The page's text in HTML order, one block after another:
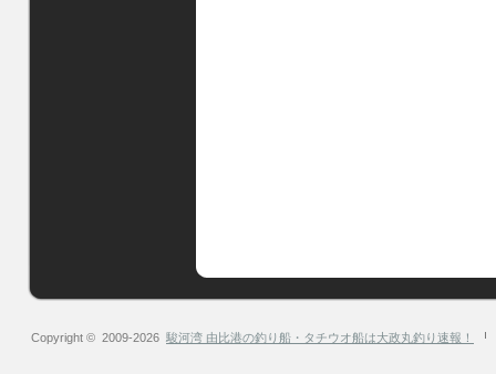
Copyright © 2009-2026 駿河湾 由比港の釣り船・タチウオ船は大政丸釣り速報！